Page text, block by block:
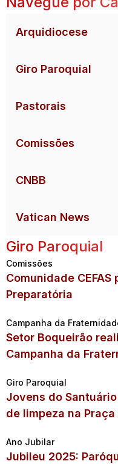
Arquidiocese
Giro Paroquial
Pastorais
Comissões
CNBB
Vatican News
Giro Paroquial
Comissões
Comunidade
Preparatória
Campanha da
Setor Boqueirão
Campanha da
Giro Paroquial
Jovens do
de limpeza na
Ano Jubilar
Jubileu 2025: